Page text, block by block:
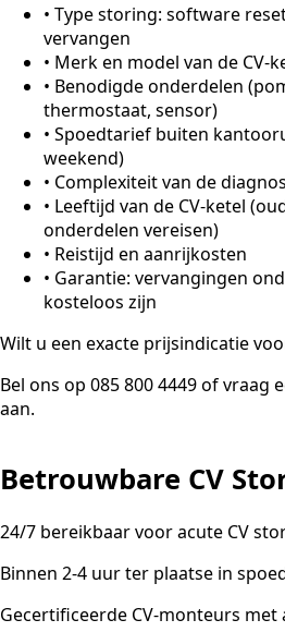
• Type storing: software
vervangen
• Merk en model van de CV-
• Benodigde onderdelen
thermostaat, sensor)
• Spoedtarief buiten
weekend)
• Complexiteit van de
• Leeftijd van de CV-ketel
onderdelen vereisen)
• Reistijd en aanrijkosten
• Garantie: vervangingen
kosteloos zijn
Wilt u een exacte prijsindicatie
Bel ons op 085 800 4449 of vraag
aan.
Betrouwbare CV
24/7 bereikbaar voor acute CV
Binnen 2-4 uur ter plaatse in
Gecertificeerde CV-monteurs met